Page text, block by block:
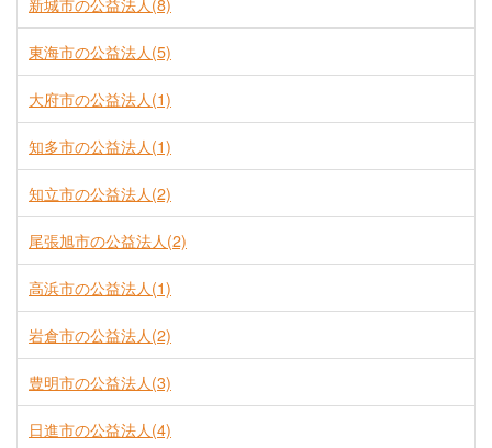
新城市の公益法人(8)
東海市の公益法人(5)
大府市の公益法人(1)
知多市の公益法人(1)
知立市の公益法人(2)
尾張旭市の公益法人(2)
高浜市の公益法人(1)
岩倉市の公益法人(2)
豊明市の公益法人(3)
日進市の公益法人(4)